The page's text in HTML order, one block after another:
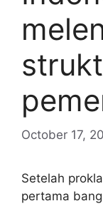
October 17,
Setelah
pertama